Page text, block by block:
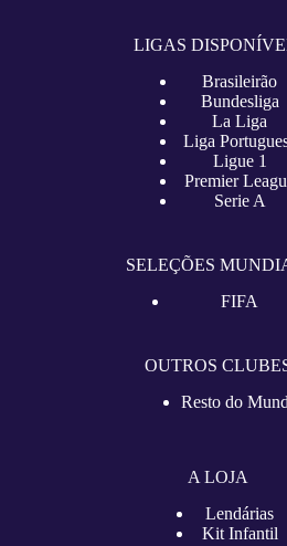
LIGAS
Brasileirão
Bundesliga
La Liga
Liga
Ligue 1
Premier
Serie A
SELEÇÕES
FIFA
OUTROS
Resto do
A LOJA
Lendárias
Kit Infantil